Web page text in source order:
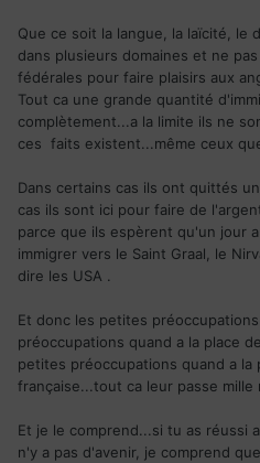
Que ce soit la langue, la laïcité, le
dans plusieurs domaines et ne
fédérales pour faire plaisirs aux
Tout ca une grande quantité
complètement...a la limite ils ne
ces faits existent...même ceux
Dans certains cas ils ont quittés
cas ils sont ici pour faire de
parce que ils espèrent qu'un jour
immigrer vers le Saint Graal, le
dire les USA .
Et donc les petites
préoccupations quand a la place
petites préoccupations quand a la
française...tout ca leur passe
Et je le comprend...si tu as réussi
n'y a pas d'avenir, je comprend